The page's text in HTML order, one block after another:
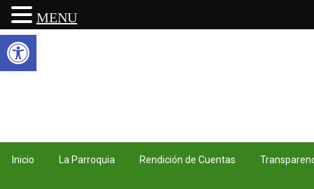
Inicio La Parroquia Rendición de Cuentas
MENU
Abrir barra de herramientas